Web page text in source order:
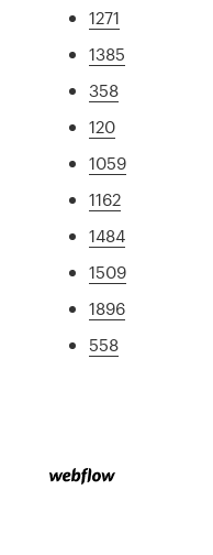
1271
1385
358
120
1059
1162
1484
1509
1896
558